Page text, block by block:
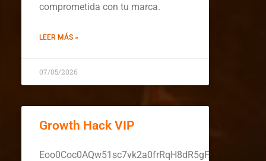
comprometida con tu marca.
LEER MÁS »
07/05/2026
Growth Hack VIP